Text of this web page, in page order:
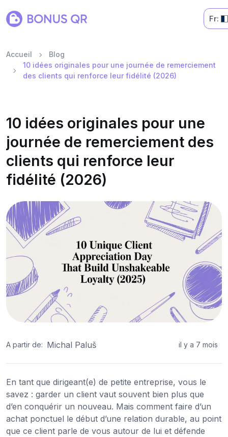
Fr:
Accueil
Blog
10 idées originales pour une journée de remerciement
des clients qui renforce leur fidélité (2026)
10 idées originales pour une
journée de remerciement des
clients qui renforce leur
fidélité (2026)
A partir de: Michal Paluš il y a 7 mois
En tant que dirigeant(e) de petite entreprise, vous le
savez : garder un client vaut souvent bien plus que
d’en conquérir un nouveau. Mais comment faire d’un
achat ponctuel le début d’une relation durable, au point
que ce client parle de vous autour de lui et défende